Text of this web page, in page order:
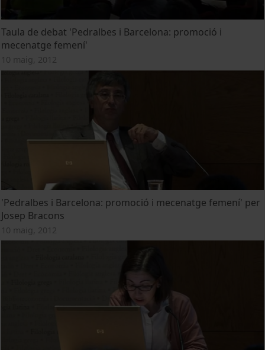
Taula de debat 'Pedralbes i Barcelona: promoció i
mecenatge femení'
10 maig, 2012
'Pedralbes i Barcelona: promoció i mecenatge femení' per
Josep Bracons
10 maig, 2012